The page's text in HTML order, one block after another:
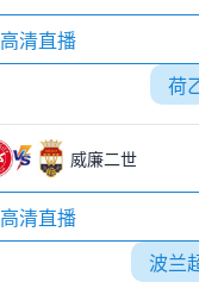
高清直播
荷
威廉二世
高清直播
波兰